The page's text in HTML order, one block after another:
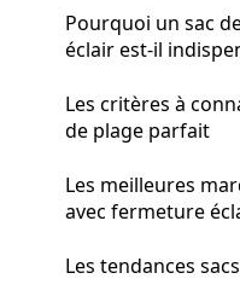
Pourquoi un sac
éclair est-il
Les critères à
de plage parfait
Les meilleures
avec fermeture
Les tendances